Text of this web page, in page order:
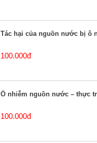
Tác hại của nguồn nước bị ô
100.000đ
Ô nhiễm nguồn nước – thực
100.000đ